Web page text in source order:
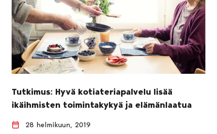
Tutkimus: Hyvä kotiateriapalvelu lisää
ikäihmisten toimintakykyä ja elämänlaatua
28 helmikuun, 2019